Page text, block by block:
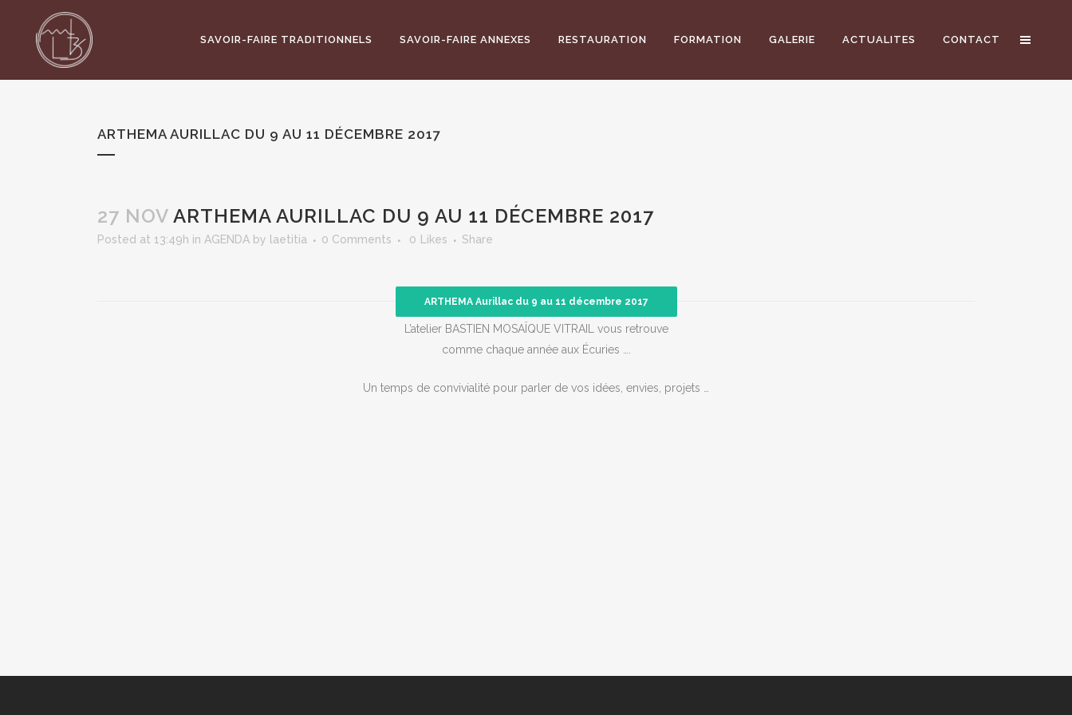
SAVOIR-FAIRE TRADITIONNELS SAVOIR-FAIRE ANNEXES RESTAURATION FORMATION GALERIE ACTUALITES CONTACT
ARTHEMA AURILLAC DU 9 AU 11 DÉCEMBRE 2017
27 NOV ARTHEMA AURILLAC DU 9 AU 11 DÉCEMBRE 2017
Posted at 13:49h in AGENDA by laetitia 0 Comments 0 Likes Share
ARTHEMA Aurillac du 9 au 11 décembre 2017
L’atelier BASTIEN MOSAÏQUE VITRAIL vous retrouve
comme chaque année aux Écuries ….
Un temps de convivialité pour parler de vos idées, envies, projets …